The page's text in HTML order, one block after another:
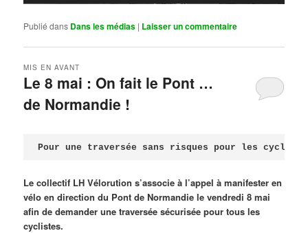
Publié dans Dans les médias | Laisser un commentaire
Le 8 mai : On fait le Pont …
de Normandie !
MIS EN AVANT
Pour une traversée sans risques pour les
Le collectif LH Vélorution s’associe à l’appel à manifester en
vélo en direction du Pont de Normandie le vendredi 8 mai
afin de demander une traversée sécurisée pour tous les
cyclistes.